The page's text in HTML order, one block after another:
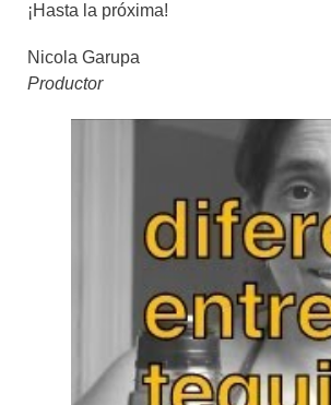
¡Hasta la próxima!
Nicola Garupa
Productor